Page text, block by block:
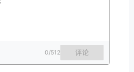
0/512 评论